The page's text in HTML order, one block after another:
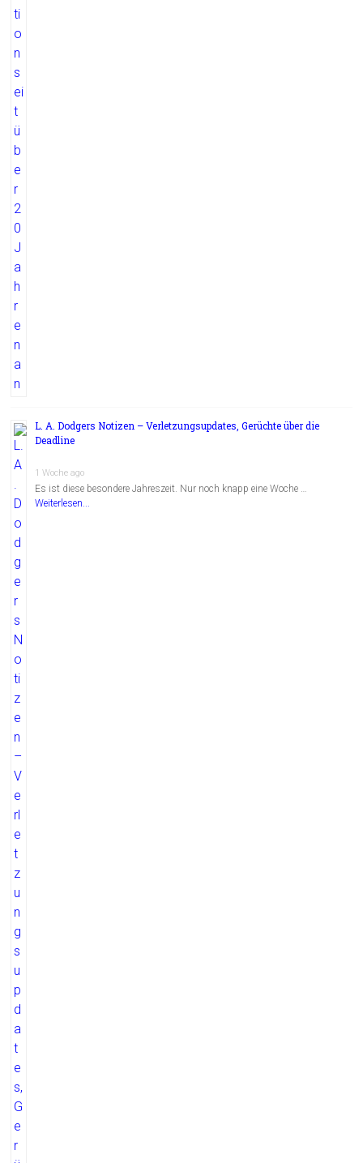
L. A. Dodgers Notizen – Verletzungsupdates, Gerüchte über die
Deadline
1 Woche ago
Es ist diese besondere Jahreszeit. Nur noch knapp eine Woche …
Weiterlesen...